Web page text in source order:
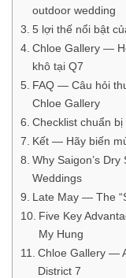
outdoor wedding
5 lợi thế nổi bật
Chloe Gallery —
khô tại Q7
FAQ — Câu hỏi
Chloe Gallery
Checklist chuẩn
Kết — Hãy biến
Why Saigon’s
Weddings
Late May — The
Five Key
My Hung
Chloe Gallery —
District 7